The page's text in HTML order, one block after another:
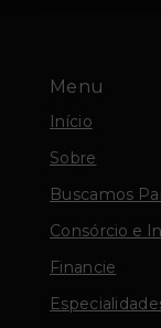
Menu
Início
Sobre
Buscamos
Consórcio e
Financie